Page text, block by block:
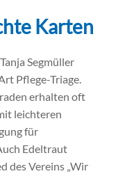
Karten
Segmüller
Pflege-Triage.
erhalten oft
leichteren
für
Edeltraut
des Vereins „Wir